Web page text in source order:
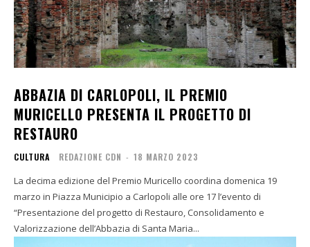
ABBAZIA DI CARLOPOLI, IL PREMIO
MURICELLO PRESENTA IL PROGETTO DI
RESTAURO
CULTURA REDAZIONE CDN - 18 MARZO 2023
La decima edizione del Premio Muricello coordina domenica 19
marzo in Piazza Municipio a Carlopoli alle ore 17 l’evento di
“Presentazione del progetto di Restauro, Consolidamento e
Valorizzazione dell’Abbazia di Santa Maria...